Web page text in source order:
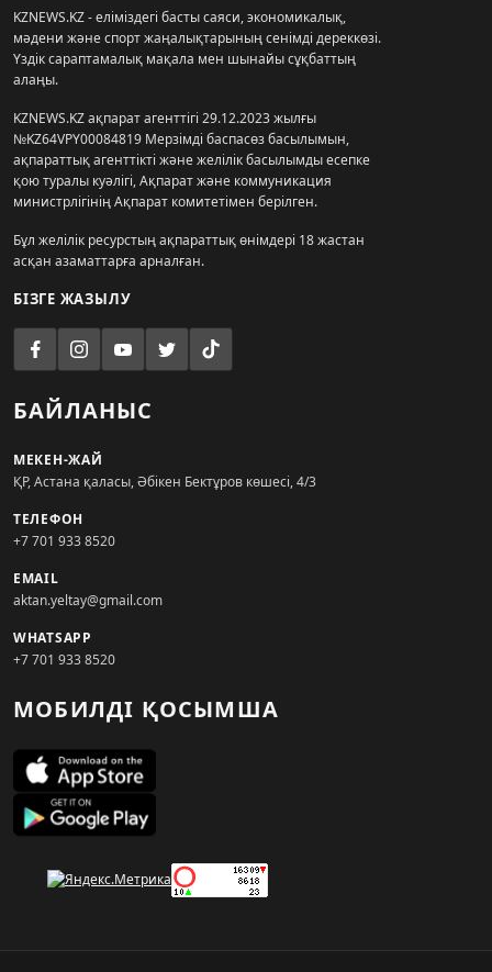
KZNEWS.KZ - еліміздегі басты саяси, экономикалық,
мәдени және спорт жаңалықтарының сенімді дереккөзі.
Үздік сараптамалық мақала мен шынайы сұқбаттың
алаңы.
KZNEWS.KZ ақпарат агенттігі 29.12.2023 жылғы
№KZ64VPY00084819 Мерзімді баспасөз басылымын,
ақпараттық агенттікті және желілік басылымды есепке
қою туралы куәлігі, Ақпарат және коммуникация
министрлігінің Ақпарат комитетімен берілген.
Бұл желілік ресурстың ақпараттық өнімдері 18 жастан
асқан азаматтарға арналған.
БІЗГЕ ЖАЗЫЛУ
БАЙЛАНЫС
МЕКЕН-ЖАЙ
ҚР, Астана қаласы, Әбікен Бектұров көшесі, 4/3
ТЕЛЕФОН
+7 701 933 8520
EMAIL
aktan.yeltay@gmail.com
WHATSAPP
+7 701 933 8520
МОБИЛДІ ҚОСЫМША